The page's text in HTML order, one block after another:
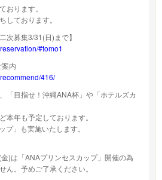
おります。
しております。
次募集3/31(日)まで】
#tomo1
内
416/
「目指せ！沖縄ANA杯」や「ホテルズカ
本年も予定しております。
プ」も実施いたします。
)は「ANAプリンセスカップ」開催の為
ん。予めご了承ください。